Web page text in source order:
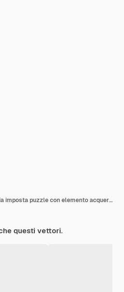
Modello di social media imposta puzzle con elemento acquerello per interni e architettura. Stile moderno.
questi vettori.